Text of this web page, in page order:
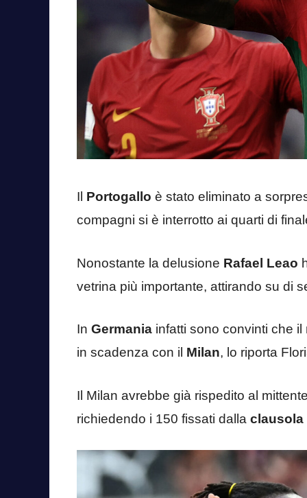
Il Portogallo è stato eliminato a
compagni si è interrotto ai quarti di
Nonostante la delusione Rafael Leao
vetrina più importante, attirando su di
In Germania infatti sono convinti che
in scadenza con il Milan, lo riporta
Il Milan avrebbe già rispedito al
richiedendo i 150 fissati dalla clausola